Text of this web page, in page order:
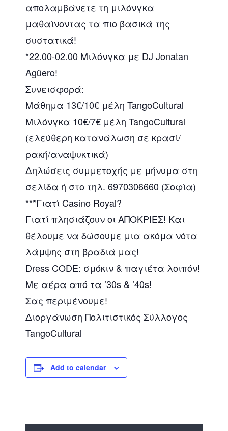
απολαμβάνετε τη μιλόνγκα
μαθαίνοντας τα πιο βασικά της
συστατικά!
*22.00-02.00 Μιλόνγκα με DJ Jonatan
Agüero!
Συνεισφορά:
Μάθημα 13€/10€ μέλη TangoCultural
Μιλόνγκα 10€/7€ μέλη TangoCultural
(ελεύθερη κατανάλωση σε κρασί/
ρακή/αναψυκτικά)
Δηλώσεις συμμετοχής με μήνυμα στη
σελίδα ή στο τηλ. 6970306660 (Σοφία)
***Γιατί Casino Royal?
Γιατί πλησιάζουν οι ΑΠΟΚΡΙΕΣ! Και
θέλουμε να δώσουμε μια ακόμα νότα
λάμψης στη βραδιά μας!
Dress CODE: σμόκιν & παγιέτα λοιπόν!
Με αέρα από τα ’30s & ’40s!
Σας περιμένουμε!
Διοργάνωση Πολιτιστικός Σύλλογος
TangoCultural
Add to calendar